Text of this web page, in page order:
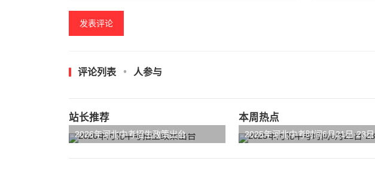
评论列表 人参与
站长推荐
2026年河北中考招生政策出台
本周热点
2025年河北中考时间6月21日-23日